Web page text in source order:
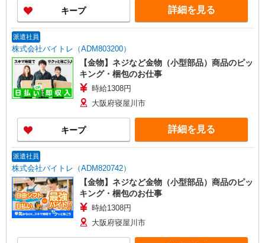
キープ 詳細を見る
派遣社員
株式会社バイトレ（ADM803200）
【金物】ネジなど金物（小型部品）商品のピッ
キング・梱包のお仕事
時給1308円
大阪府寝屋川市
キープ 詳細を見る
派遣社員
株式会社バイトレ（ADM820742）
【金物】ネジなど金物（小型部品）商品のピッ
キング・梱包のお仕事
時給1308円
大阪府寝屋川市